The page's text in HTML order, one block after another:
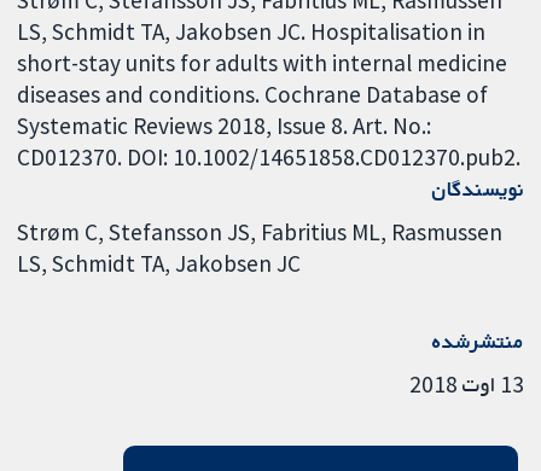
LS, Schmidt TA, Jakobsen JC. Hospitalisation in
short-stay units for adults with internal medicine
diseases and conditions. Cochrane Database of
Systematic Reviews 2018, Issue 8. Art. No.:
CD012370. DOI: 10.1002/14651858.CD012370.pub2.
نویسندگان
Strøm C Stefansson JS Fabritius ML Rasmussen
LS Schmidt TA Jakobsen JC
منتشرشده
13 اوت 2018